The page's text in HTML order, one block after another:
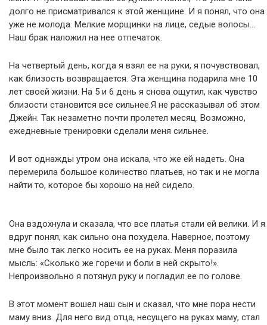
долго не присматривался к этой женщине. И я понял, что она
уже не молода. Мелкие морщинки на лице, седые волосы…
Наш брак наложил на нее отпечаток.
На четвертый день, когда я взял ее на руки, я почувствовал,
как близость возвращается. Эта женщина подарила мне 10
лет своей жизни. На 5 и 6 день я снова ощутил, как чувство
близости становится все сильнее.Я не рассказывал об этом
Джейн. Так незаметно почти пролетел месяц. Возможно,
ежедневные тренировки сделали меня сильнее.
И вот однажды утром она искала, что же ей надеть. Она
перемерила большое количество платьев, но так и не могла
найти то, которое бы хорошо на ней сидело.
Она вздохнула и сказала, что все платья стали ей велики. И я
вдруг понял, как сильно она похудела. Наверное, поэтому
мне было так легко носить ее на руках. Меня поразила
мысль: «Сколько же горечи и боли в ней скрыто!».
Непроизвольно я потянул руку и погладил ее по голове.
В этот момент вошел наш сын и сказал, что мне пора нести
маму вниз. Для него вид отца, несущего на руках маму, стал